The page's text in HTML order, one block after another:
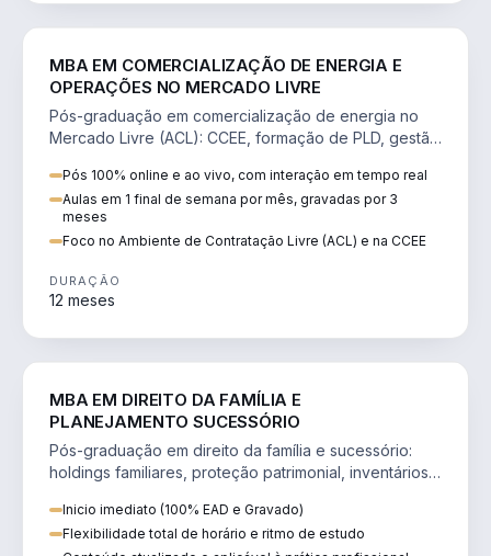
MBA EM COMERCIALIZAÇÃO DE ENERGIA E
OPERAÇÕES NO MERCADO LIVRE
Pós-graduação em comercialização de energia no
Mercado Livre (ACL): CCEE, formação de PLD, gestão
Pós 100% online e ao vivo, com interação em tempo real
Aulas em 1 final de semana por mês, gravadas por 3
meses
Foco no Ambiente de Contratação Livre (ACL) e na CCEE
DURAÇÃO
12 meses
MBA EM DIREITO DA FAMÍLIA E
PLANEJAMENTO SUCESSÓRIO
Pós-graduação em direito da família e sucessório:
holdings familiares, proteção patrimonial, inventários
Inicio imediato (100% EAD e Gravado)
Flexibilidade total de horário e ritmo de estudo